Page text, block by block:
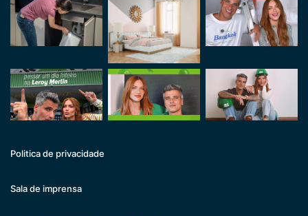
Politica de privacidade
Sala de imprensa